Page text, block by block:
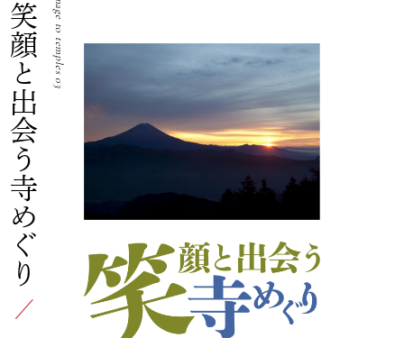
笑顔と出会う寺めぐり